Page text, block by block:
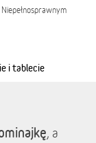
i tablecie
, a